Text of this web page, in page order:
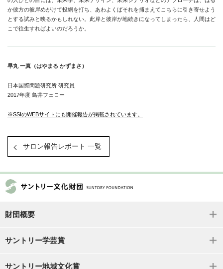
か彼方の彼岸めがけて投網を打ち、あわよくばそれを捕まえてこちらに引き寄せよう
とする試みと映るかもしれない。此岸と彼岸が地続きになってしまったら、人間はど
こで往生すればよいのだろうか。
早丸 一真（はやまる かずまさ）
日本国際問題研究所 研究員
2017年度 鳥井フェロー
※SSIのWEBサイトにも開催報告が掲載されています。
サロン報告レポート 一覧
財団概要
サントリー学芸賞
サントリー地域文化賞